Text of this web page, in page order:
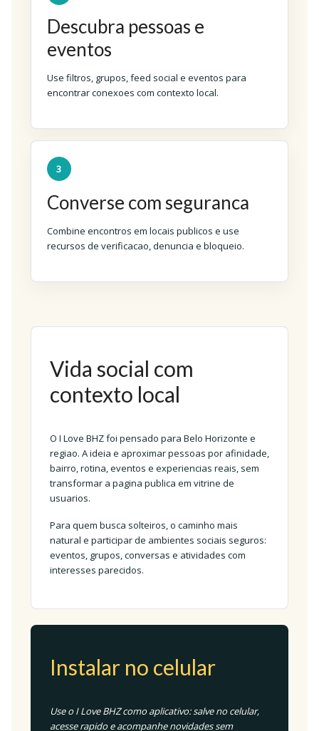
Descubra pessoas e
eventos
Use filtros, grupos, feed social e eventos para
encontrar conexoes com contexto local.
3
Converse com seguranca
Combine encontros em locais publicos e use
recursos de verificacao, denuncia e bloqueio.
Vida social com
contexto local
O I Love BHZ foi pensado para Belo Horizonte e
regiao. A ideia e aproximar pessoas por afinidade,
bairro, rotina, eventos e experiencias reais, sem
transformar a pagina publica em vitrine de
usuarios.
Para quem busca solteiros, o caminho mais
natural e participar de ambientes sociais seguros:
eventos, grupos, conversas e atividades com
interesses parecidos.
Instalar no celular
Use o I Love BHZ como aplicativo: salve no celular,
acesse rapido e acompanhe novidades sem